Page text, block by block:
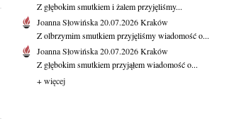
Z głębokim smutkiem i żalem przyjęliśmy...
Joanna Słowińska20.07.2026Kraków
Z olbrzymim smutkiem przyjęliśmy wiadomość o...
Joanna Słowińska20.07.2026Kraków
Z głębokim smutkiem przyjąłem wiadomość o...
+ więcej